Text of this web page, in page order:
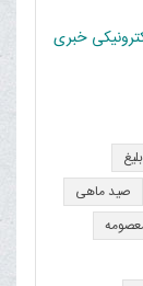
خبری
بلیغ
صید ماهی